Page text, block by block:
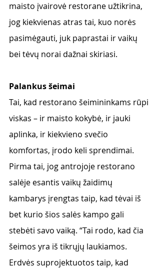
maisto įvairovė restorane užtikrina,
jog kiekvienas atras tai, kuo norės
pasimėgauti, juk paprastai ir vaikų
bei tėvų norai dažnai skiriasi.
Palankus šeimai
Tai, kad restorano šeimininkams rūpi
viskas – ir maisto kokybė, ir jauki
aplinka, ir kiekvieno svečio
komfortas, įrodo keli sprendimai.
Pirma tai, jog antrojoje restorano
salėje esantis vaikų žaidimų
kambarys įrengtas taip, kad tėvai iš
bet kurio šios salės kampo gali
stebėti savo vaiką. “Tai rodo, kad čia
šeimos yra iš tikrųjų laukiamos.
Erdvės suprojektuotos taip, kad